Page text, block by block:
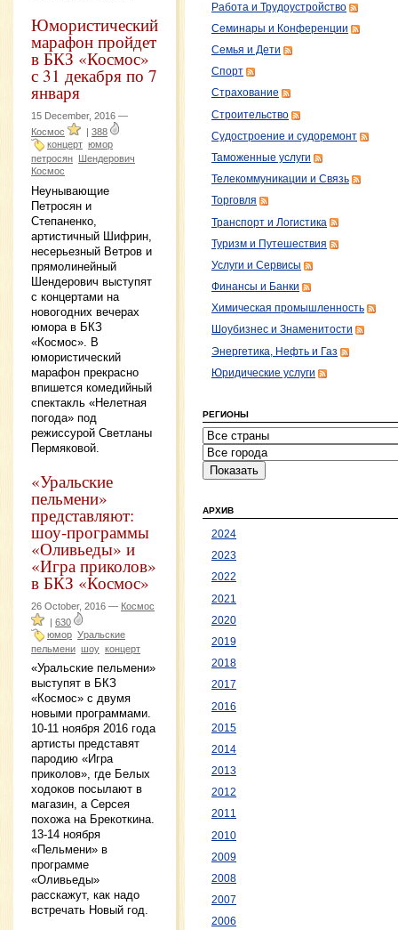
Юмористический
марафон пройдет
в БКЗ «Космос»
с 31 декабря по 7
января
15 December, 2016 —
Космос
388
концерт юмор
петросян
Шендерович
Космос
Неунывающие
Петросян и
Степаненко,
артистичный Шифрин,
несерьезный Ветров и
прямолинейный
Шендерович выступят
с концертами на
новогодних вечерах
юмора в БКЗ
«Космос». В
юмористический
марафон прекрасно
впишется комедийный
спектакль «Нелетная
погода» под
режиссурой Светланы
Пермяковой.
«Уральские
пельмени»
представляют:
шоу-программы
«Оливьеды» и
«Игра приколов»
в БКЗ «Космос»
26 October, 2016 — Космос
| 630
юмор Уральские
пельмени шоу концерт
«Уральские пельмени»
выступят в БКЗ
«Космос» с двумя
новыми программами.
10-11 ноября 2016 года
артисты представят
пародию «Игра
приколов», где Белых
ходоков посылают в
магазин, а Серсея
похожа на Брекоткина.
13-14 ноября
«Пельмени» в
программе
«Оливьеды»
расскажут, как надо
встречать Новый год.
Работа и Трудоустройство
Семинары и Конференции
Семья и Дети
Спорт
Страхование
Строительство
Судостроение и судоремонт
Таможенные услуги
Телекоммуникации и Связь
Торговля
Транспорт и Логистика
Туризм и Путешествия
Услуги и Сервисы
Финансы и Банки
Химическая промышленность
Шоубизнес и Знаменитости
Энергетика, Нефть и Газ
Юридические услуги
РЕГИОНЫ
АРХИВ
2024
2023
2022
2021
2020
2019
2018
2017
2016
2015
2014
2013
2012
2011
2010
2009
2008
2007
2006